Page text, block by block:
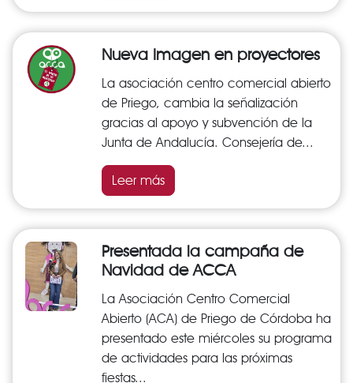
Nueva Imagen en proyectores
La asociación centro comercial abierto
de Priego, cambia la señalización
gracias al apoyo y subvención de la
Junta de Andalucía. Consejería de...
Leer más
Presentada la campaña de
Navidad de ACCA
La Asociación Centro Comercial
Abierto (ACA) de Priego de Córdoba ha
presentado este miércoles su programa
de actividades para las próximas
fiestas...